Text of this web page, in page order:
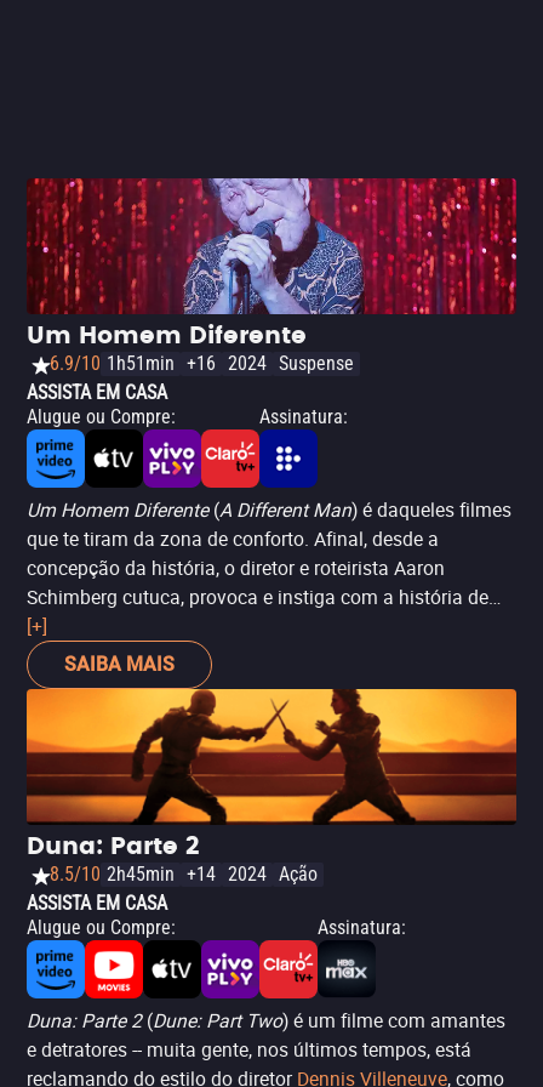
Um Homem Diferente
6.9/10 1h51min +16 2024 Suspense
ASSISTA EM CASA
Alugue ou Compre: Assinatura:
Um Homem Diferente(A Different Man) é daqueles filmes
que te tiram da zona de conforto. Afinal, desde a
concepção da história, o diretor e roteirista Aaron
Schimberg cutuca, provoca e instiga com a história de
um homem com deficiência no rosto causada por um
acúmulo de tumores benignos. A questão é que,
apaixonado pela vizinha, ele decide participar de um
experimento e mudar a aparência. Com Sebastian Stan,
Renate Reinsve e o genial Adam Pearson, o longa
questiona realmente até que ponto a aparência é um
impeditivo, sem medo de cutucar a ferida e questionar
assuntos que são, até hoje, tabus -- e que, aqui, ganham
ainda mais peso pela relevância do cinema. - Matheus
Mans
[+]
SAIBA MAIS
Duna: Parte 2
8.5/10 2h45min +14 2024 Ação
ASSISTA EM CASA
Alugue ou Compre: Assinatura:
Duna: Parte 2(Dune: Part Two) é um filme com amantes
e detratores -- muita gente, nos últimos tempos, está
reclamando do estilo do diretor Dennis Villeneuve, como